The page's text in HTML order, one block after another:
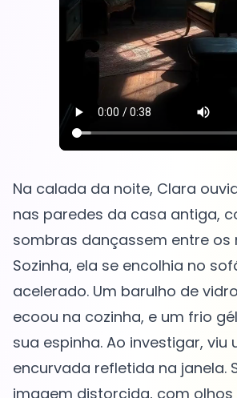
Na calada da noite, Clara
nas paredes da casa antiga,
sombras dançassem entre os
Sozinha, ela se encolhia no
acelerado. Um barulho de
ecoou na cozinha, e um frio
sua espinha. Ao investigar, viu
encurvada refletida na janela.
imagem distorcida, com olhos